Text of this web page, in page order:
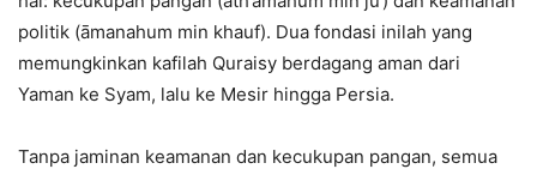
politik (āmanahum min khauf). Dua fondasi inilah yang
memungkinkan kafilah Quraisy berdagang aman dari
Yaman ke Syam, lalu ke Mesir hingga Persia.
Tanpa jaminan keamanan dan kecukupan pangan, semua